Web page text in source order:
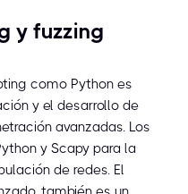
y fuzzing
como Python es
y el desarrollo de
avanzadas. Los
y Scapy para la
de redes. El